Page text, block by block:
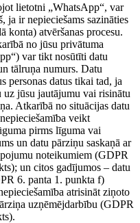
lietotni „WhatsApp“, var
ja ir nepieciešams sazināties
konta) atvēršanas procesu.
no jūsu privātuma
var tikt nosūtīti datu
tālruņa numurs. Datu
personas datus tikai tad, ja
uz jūsu jautājumu vai risinātu
Atkarībā no situācijas datu
veikt
pirms līguma vai
un datu pārziņu saskaņā ar
noteikumiem (GDPR
un citos gadījumos – datu
6. panta 1. punkta f)
atrisināt ziņoto
uzņēmējdarbību (GDPR